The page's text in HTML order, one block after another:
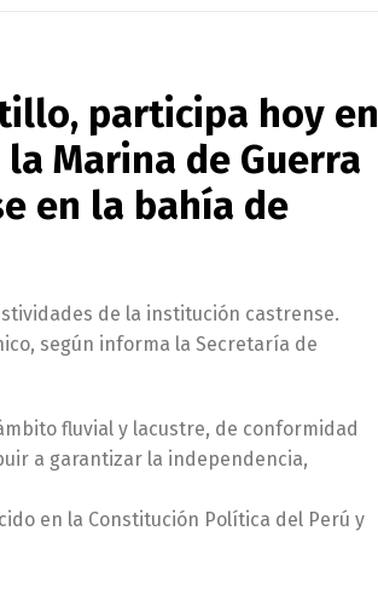
participa hoy en
Marina de Guerra
en la bahía de
de la institución castrense.
según informa la Secretaría de
fluvial y lacustre, de conformidad
a garantizar la independencia,
en la Constitución Política del Perú y